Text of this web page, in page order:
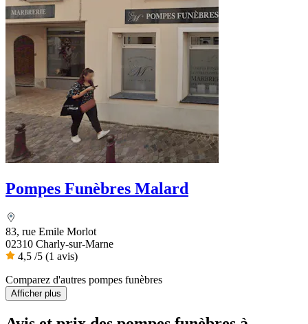
Pompes Funèbres Malard
83, rue Emile Morlot
02310 Charly-sur-Marne
4,5 /5 (1 avis)
Comparez d'autres pompes funèbres
Afficher plus